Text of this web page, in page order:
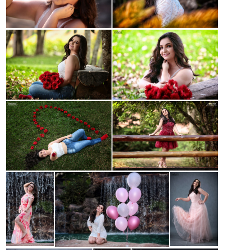
Guardar Guardar
Guardar Guardar
Guardar Guardar Guardar